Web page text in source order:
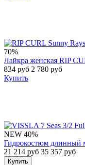
70%
Лайкра женская RIP
834 руб 2 780 руб
Купить
NEW 40%
Гидрокостюм длинный
21 214 руб 35 357 руб
Купить